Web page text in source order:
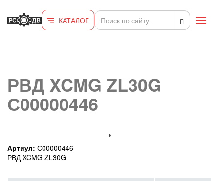
КАТАЛОГ
РВД XCMG ZL30G
С00000446
Артиул: С00000446
РВД XCMG ZL30G